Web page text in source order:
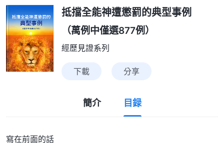
抵擋全能神遭懲罰的典型事例
（萬例中僅選877例）
經歷見證系列
下載 分享
簡介 目録
寫在前面的話